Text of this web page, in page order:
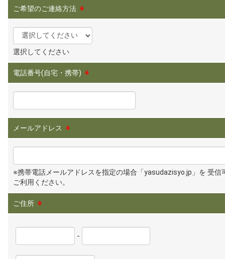
ご希望のご連絡方法 ※
選択してください
電話番号(自宅・携帯) ※
メールアドレス ※
※携帯電話メールアドレスを指定の場合「yasudazisyo.jp」を 受信
ご利用ください。
ご住所 ※
-